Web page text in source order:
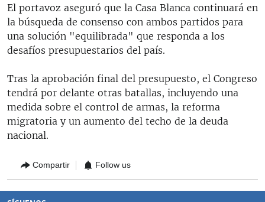
El portavoz aseguró que la Casa Blanca continuará en
la búsqueda de consenso con ambos partidos para
una solución "equilibrada" que responda a los
desafíos presupuestarios del país.
Tras la aprobación final del presupuesto, el Congreso
tendrá por delante otras batallas, incluyendo una
medida sobre el control de armas, la reforma
migratoria y un aumento del techo de la deuda
nacional.
Compartir Follow us